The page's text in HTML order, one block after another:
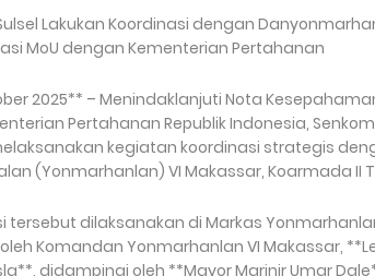
Lakukan Koordinasi dengan
MoU dengan Kementerian Pertahanan
2025** – Menindaklanjuti Nota
Pertahanan Republik Indonesia, Senkom
kegiatan koordinasi strategis
(Yonmarhanlan) VI Makassar, Koarmada II
tersebut dilaksanakan di Markas
Komandan Yonmarhanlan VI Makassar,
didampingi oleh **Mayor Marinir Umar